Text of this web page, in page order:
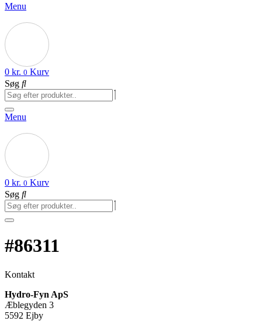
Menu
0 kr. 0 Kurv
Søg
Menu
0 kr. 0 Kurv
Søg
#86311
Kontakt
Hydro-Fyn ApS
Æblegyden 3
5592 Ejby